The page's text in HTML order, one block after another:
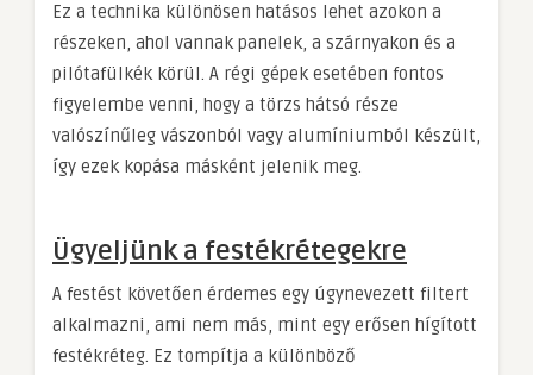
Ez a technika különösen hatásos lehet azokon a
részeken, ahol vannak panelek, a szárnyakon és a
pilótafülkék körül. A régi gépek esetében fontos
figyelembe venni, hogy a törzs hátsó része
valószínűleg vászonból vagy alumíniumból készült,
így ezek kopása másként jelenik meg.
Ügyeljünk a festékrétegekre
A festést követően érdemes egy úgynevezett filtert
alkalmazni, ami nem más, mint egy erősen hígított
festékréteg. Ez tompítja a különböző